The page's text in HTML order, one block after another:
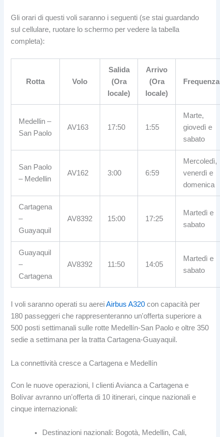
Gli orari di questi voli saranno i seguenti (se stai guardando
sul cellulare, ruotare lo schermo per vedere la tabella
completa):
Rotta Volo
Salida
(Ora
locale)
Arrivo
(Ora
locale)
Frequenza
Medellin –
San Paolo
AV163 17:50 1:55
Marte,
giovedì e
sabato
San Paolo
– Medellin
AV162 3:00 6:59
Mercoledì,
venerdì e
domenica
Cartagena
–
Guayaquil
AV8392 15:00 17:25
Martedì e
sabato
Guayaquil
–
Cartagena
AV8392 11:50 14:05
Martedì e
sabato
I voli saranno operati su aereiAirbus A320 con capacità per
180 passeggeri che rappresenteranno un'offerta superiore a
500 posti settimanali sulle rotte Medellín-San Paolo e oltre 350
sedie a settimana per la tratta Cartagena-Guayaquil.
La connettività cresce a Cartagena e Medellín
Con le nuove operazioni, I clienti Avianca a Cartagena e
Bolívar avranno un'offerta di 10 itinerari, cinque nazionali e
cinque internazionali:
Destinazioni nazionali: Bogotà, Medellin, Cali,